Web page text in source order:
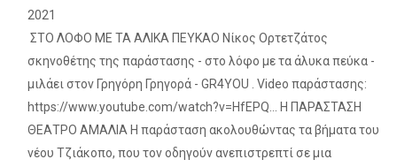
2021
ΣΤΟ ΛΟΦΟ ΜΕ ΤΑ ΑΛΙΚΑ ΠΕΥΚΑΟ Νίκος Ορτετζάτος
σκηνοθέτης της παράστασης - στο λόφο με τα άλυκα πεύκα -
μιλάει στον Γρηγόρη Γρηγορά - GR4YOU . Video παράστασης:
https://www.youtube.com/watch?v=HfEPQ... Η ΠΑΡΑΣΤΑΣΗ
ΘΕΑΤΡΟ ΑΜΑΛΙΑ Η παράσταση ακολουθώντας τα βήματα του
νέου Τζιάκοπο, που τον οδηγούν ανεπιστρεπτί σε μια